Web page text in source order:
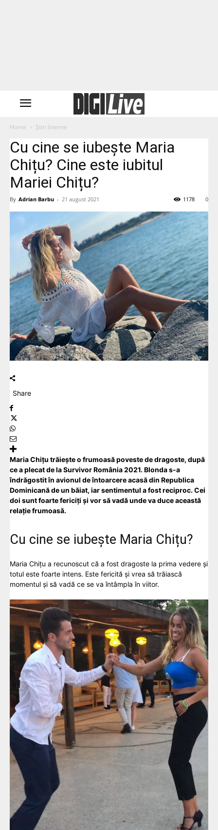
Home Știri Interne
Cu cine se iubește Maria
Chițu? Cine este iubitul
Mariei Chițu?
By Adrian Barbu - 21 august 2021 0
1178
Share
Maria Chițu trăiește o frumoasă poveste de dragoste, după
ce a plecat de la Survivor România 2021. Blonda s-a
îndrăgostit în avionul de întoarcere acasă din Republica
Dominicană de un băiat, iar sentimentul a fost reciproc. Cei
doi sunt foarte fericiți și vor să vadă unde va duce această
relație frumoasă.
Cu cine se iubește Maria Chițu?
Maria Chițu a recunoscut că a fost dragoste la prima vedere și
totul este foarte intens. Este fericită și vrea să trăiască
momentul și să vadă ce se va întâmpla în viitor.